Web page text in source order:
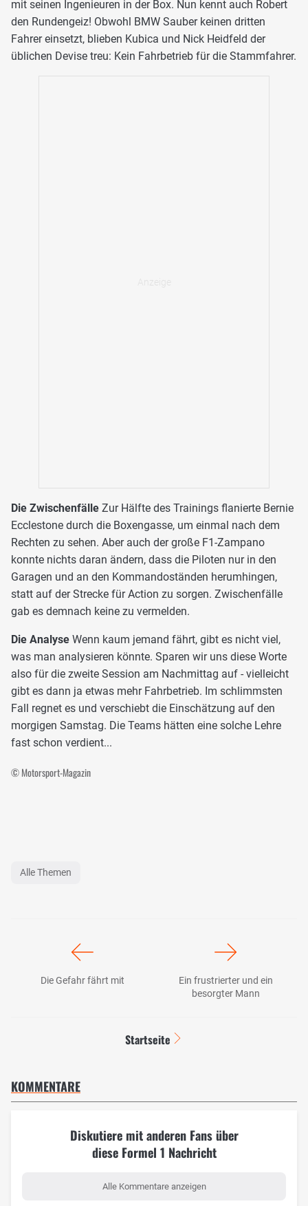
mit seinen Ingenieuren in der Box. Nun kennt auch Robert
den Rundengeiz! Obwohl BMW Sauber keinen dritten
Fahrer einsetzt, blieben Kubica und Nick Heidfeld der
üblichen Devise treu: Kein Fahrbetrieb für die Stammfahrer.
Die Zwischenfälle Zur Hälfte des Trainings flanierte Bernie
Ecclestone durch die Boxengasse, um einmal nach dem
Rechten zu sehen. Aber auch der große F1-Zampano
konnte nichts daran ändern, dass die Piloten nur in den
Garagen und an den Kommandoständen herumhingen,
statt auf der Strecke für Action zu sorgen. Zwischenfälle
gab es demnach keine zu vermelden.
Die Analyse Wenn kaum jemand fährt, gibt es nicht viel,
was man analysieren könnte. Sparen wir uns diese Worte
also für die zweite Session am Nachmittag auf - vielleicht
gibt es dann ja etwas mehr Fahrbetrieb. Im schlimmsten
Fall regnet es und verschiebt die Einschätzung auf den
morgigen Samstag. Die Teams hätten eine solche Lehre
fast schon verdient...
© Motorsport-Magazin
Alle Themen
Die Gefahr fährt mit
Ein frustrierter und ein
besorgter Mann
Startseite
KOMMENTARE
Diskutiere mit anderen Fans über
diese Formel 1 Nachricht
Alle Kommentare anzeigen